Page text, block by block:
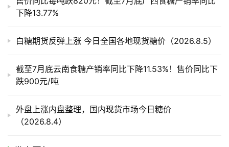
销
下降13.77%
白糖期货反弹上涨 今日全国各地现货糖价（2026.8.5）
截至7月底云南食糖产销率同比下降11.53%！售价同比下
跌900元/吨
外盘上涨内盘整理，国内现货市场今日糖价
（2026.8.4）